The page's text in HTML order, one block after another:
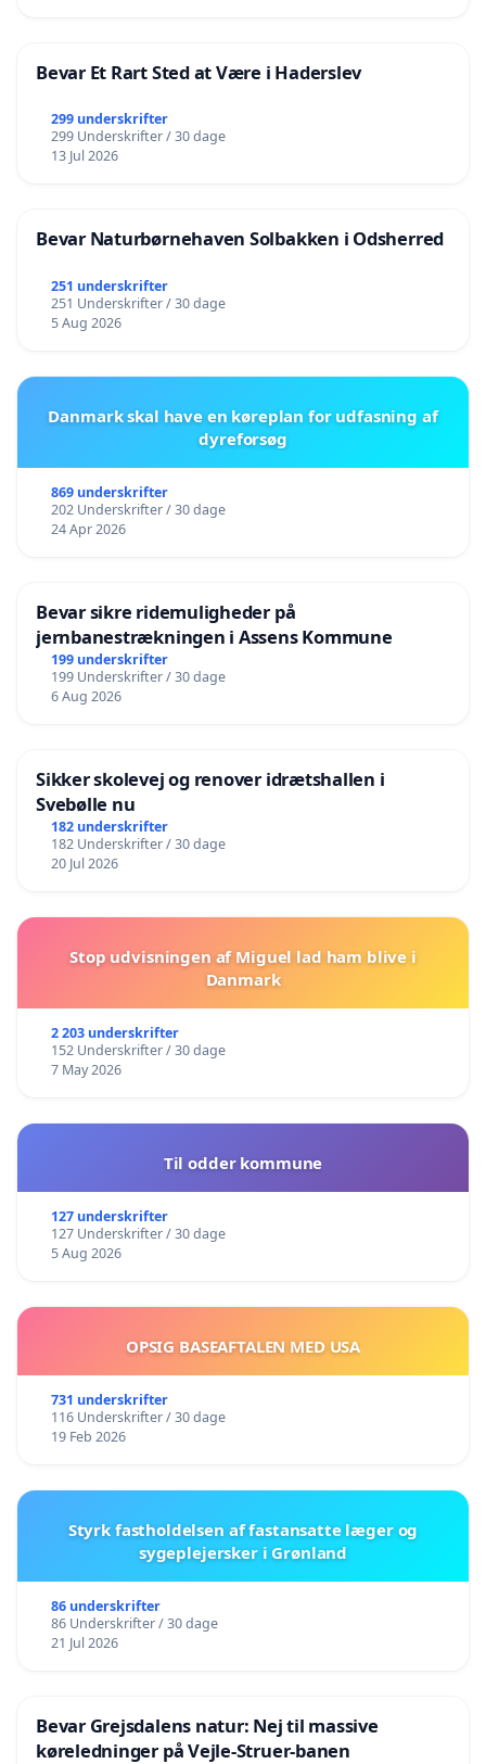
Bevar Et Rart Sted at Være i Haderslev
299 underskrifter
299 Underskrifter / 30 dage
13 Jul 2026
Bevar Naturbørnehaven Solbakken i Odsherred
251 underskrifter
251 Underskrifter / 30 dage
5 Aug 2026
Danmark skal have en køreplan for udfasning af
dyreforsøg
869 underskrifter
202 Underskrifter / 30 dage
24 Apr 2026
Bevar sikre ridemuligheder på
jernbanestrækningen i Assens Kommune
199 underskrifter
199 Underskrifter / 30 dage
6 Aug 2026
Sikker skolevej og renover idrætshallen i
Svebølle nu
182 underskrifter
182 Underskrifter / 30 dage
20 Jul 2026
Stop udvisningen af Miguel lad ham blive i
Danmark
2 203 underskrifter
152 Underskrifter / 30 dage
7 May 2026
Til odder kommune
127 underskrifter
127 Underskrifter / 30 dage
5 Aug 2026
OPSIG BASEAFTALEN MED USA
731 underskrifter
116 Underskrifter / 30 dage
19 Feb 2026
Styrk fastholdelsen af fastansatte læger og
sygeplejersker i Grønland
86 underskrifter
86 Underskrifter / 30 dage
21 Jul 2026
Bevar Grejsdalens natur: Nej til massive
køreledninger på Vejle-Struer-banen